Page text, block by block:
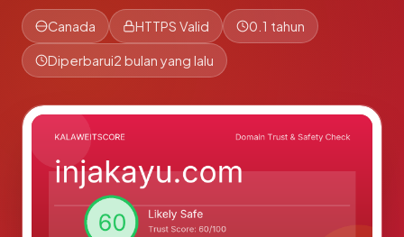
Canada HTTPS Valid 0.1 tahun
Diperbarui2 bulan yang lalu